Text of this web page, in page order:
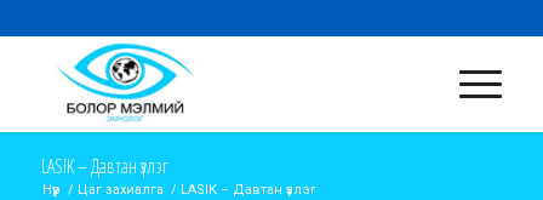
LASIK – Давтан үзлэг
Нүүр / Цаг захиалга / LASIK – Давтан үзлэг